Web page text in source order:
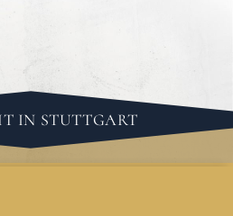
IN STUTTGART